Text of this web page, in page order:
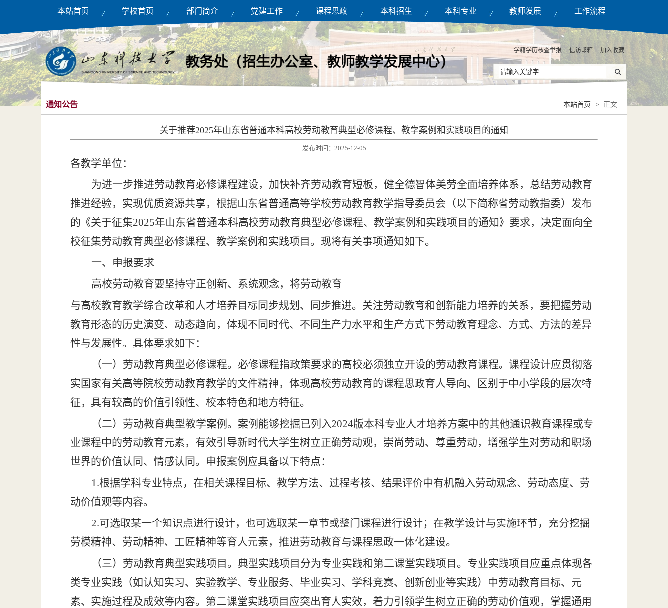
本站首页 学校首页 部门简介 党建工作 课程思政 本科招生 本科专业 教师发展 工作流程
学籍学历核查举报 信访邮箱 加入收藏
通知公告 本站首页 > 正文
关于推荐2025年山东省普通本科高校劳动教育典型必修课程、教学案例和实践项目的通知
发布时间：2025-12-05
各教学单位：
为进一步推进劳动教育必修课程建设，加快补齐劳动教育短板，健全德智体美劳全面培养体系，总结劳动教育
推进经验，实现优质资源共享， 根据山东省普通高等学校劳动教育教学指导委员会 （以下简称省劳动教指委） 发布
的《关于征集2025年山东省普通本科高校劳动教育典型必修课程、教学案例和实践项目的通知》要求， 决定面向全
校征集劳动教育典型必修课程、教学案例和实践项目。现将有关事项通知如下。
一、申报要求
高校劳动教育要坚持守正创新、 系统观念，将劳动教育
与高校教育教学综合改革和人才培养目标同步规划、同步推进。关注劳动教育和创新能力培养的关系， 要把握劳动
教育形态的历史演变、动态趋向，体现不同时代、不同生产力水平和生产方式下劳动教育理念、方式、方法的差异
性与发展性。具体要求如下：
（一） 劳动教育典型必修课程。 必修课程指政策要求的高校必须独立开设的劳动教育课程。 课程设计应贯彻落
实国家有关高等院校劳动教育教学的文件精神，体现高校劳动教育的课程思政育人导向、区别于中小学段的层次特
征，具有较高的价值引领性、校本特色和地方特征。
（二）劳动教育典型教学案例。 案例能够挖掘已列入2024版本科专业人才培养方案中的其他通识教育课程或专
业课程中的劳动教育元素，有效引导新时代大学生树立正确劳动观，崇尚劳动、尊重劳动，增强学生对劳动和职场
世界的价值认同、情感认同。申报案例应具备以下特点：
1.根据学科专业特点，在相关课程目标、教学方法、过程考核、结果评价中有机融入劳动观念、劳动态度、劳
动价值观等内容。
2.可选取某一个知识点进行设计，也可选取某一章节或整门课程进行设计；在教学设计与实施环节，充分挖掘
劳模精神、劳动精神、工匠精神等育人元素，推进劳动教育与课程思政一体化建设。
（三）劳动教育典型实践项目。 典型实践项目分为专业实践和第二课堂实践项目。专业实践项目 应重点体现各
类专业实践（如认知实习、实验教学、专业服务、毕业实习、学科竞赛、创新创业等实践）中劳动教育目标、元
素、实施过程及成效等内容。第二课堂实践项目应突出育人实效，着力引领学生树立正确的劳动价值观，掌握通用